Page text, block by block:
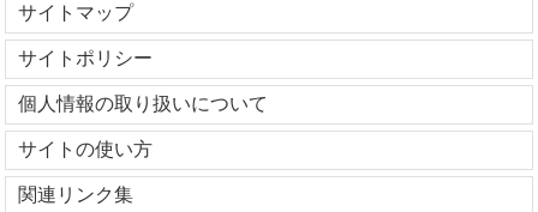
サイトマップ
サイトポリシー
個人情報の取り扱いについて
サイトの使い方
関連リンク集